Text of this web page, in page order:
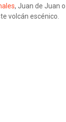
, Juan de Juan o
volcán escénico.